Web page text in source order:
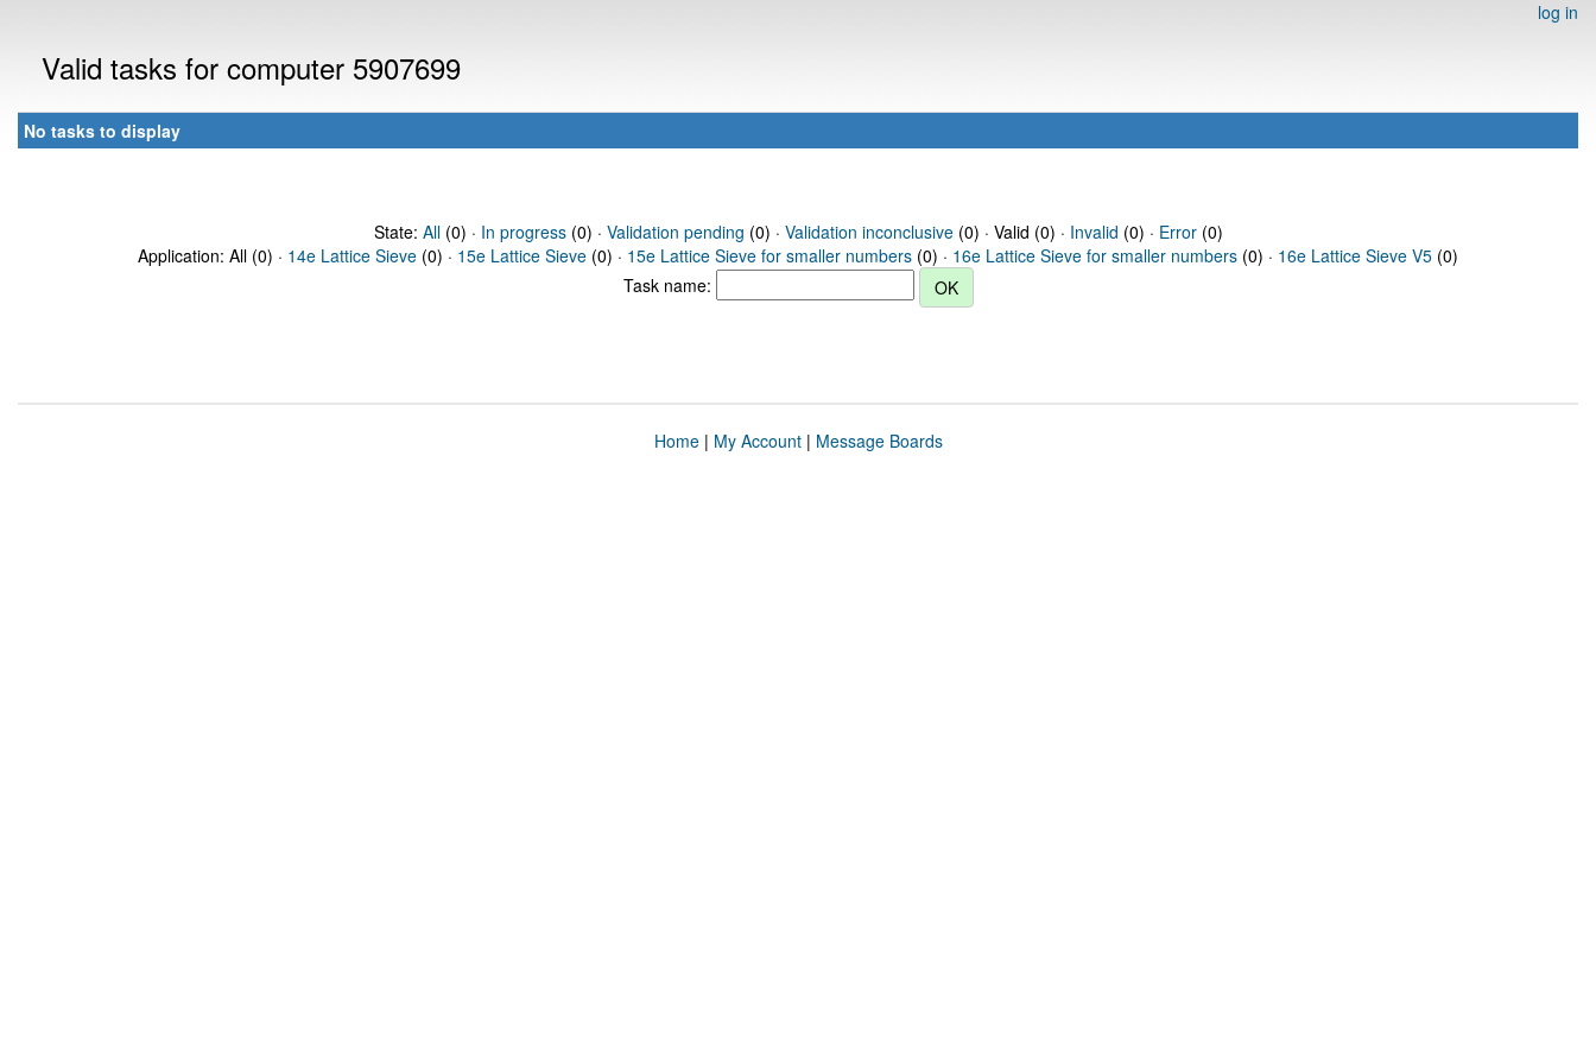
log in
Valid tasks for computer 5907699
No tasks to display
State: All(0) · In progress(0) · Validation pending (0) · Validation inconclusive(0) · Valid (0) · Invalid (0) · Error(0)
Application: All (0) · 14e Lattice Sieve (0) · 15e Lattice Sieve (0) · 15e Lattice Sieve for smaller numbers (0) · 16e Lattice Sieve for smaller numbers (0) · 16e Lattice Sieve V5 (0)
Task name:
Home| My Account| Message Boards